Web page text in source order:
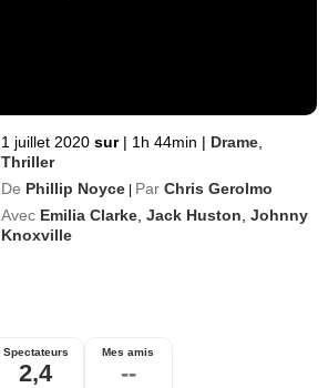
1 juillet 2020 sur | 1h 44min | Drame
Thriller
De Phillip Noyce | Par Chris Gerolmo
Avec Emilia Clarke ,Jack Huston ,Johnny
Knoxville
Spectateurs
2,4
Mes amis
--